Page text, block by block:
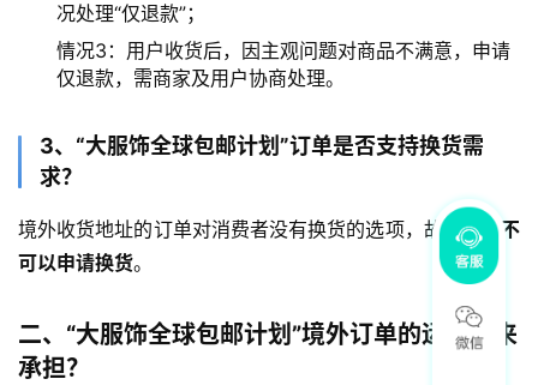
况处理“仅退款”；
情况3：用户收货后，因主观问题对商品不满意，申请
仅退款，需商家及用户协商处理。
3、“大服饰全球包邮计划”订单是否支持换货需
求？
境外收货地址的订单对消费者没有换货的选项，故消费者不
可以申请换货。
二、“大服饰全球包邮计划”境外订单的运费谁来
承担？